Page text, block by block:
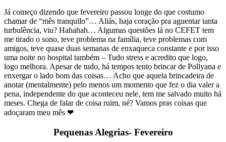
Já começo dizendo que fevereiro passou longe do que costumo
chamar de “mês tranquilo”… Aliás, haja coração pra aguentar tanta
turbulência, viu? Hahahah… Algumas questões lá no CEFET tem
me tirado o sono, teve problema na família, teve problemas com
amigos, teve quase duas semanas de enxaqueca constante e por isso
uma noite no hospital também – Tudo stress e acredito que logo,
logo melhora. Apesar de tudo, há tempos tento brincar de Pollyana e
enxergar o lado bom das coisas… Acho que aquela brincadeira de
anotar (mentalmente) pelo menos um momento que fez o dia valer a
pena, independente do que aconteceu nele, tem me salvado muito há
meses. Chega de falar de coisa ruim, né? Vamos pras coisas que
adoçaram meu mês ❤
Pequenas Alegrias- Fevereiro